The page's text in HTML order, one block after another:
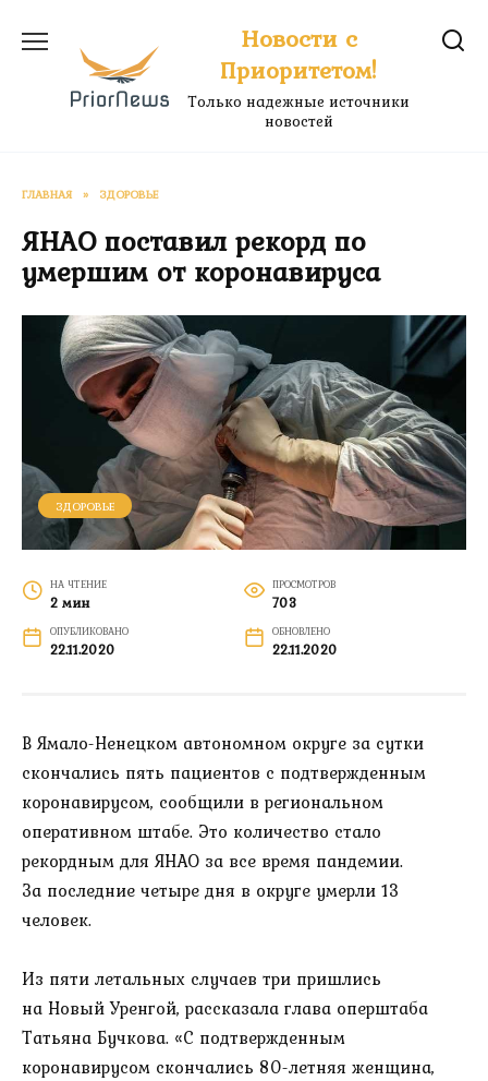
содержанию
Новости с
Приоритетом!
Только надежные источники
новостей
ГЛАВНАЯ » ЗДОРОВЬЕ
ЯНАО поставил рекорд по
умершим от коронавируса
ЗДОРОВЬЕ
НА ЧТЕНИЕ
2 мин
ПРОСМОТРОВ
703
ОПУБЛИКОВАНО
22.11.2020
ОБНОВЛЕНО
22.11.2020
В Ямало-Ненецком автономном округе за сутки
скончались пять пациентов с подтвержденным
коронавирусом, сообщили в региональном
оперативном штабе. Это количество стало
рекордным для ЯНАО за все время пандемии.
За последние четыре дня в округе умерли 13
человек.
Из пяти летальных случаев три пришлись
на Новый Уренгой, рассказала глава оперштаба
Татьяна Бучкова. «С подтвержденным
коронавирусом скончались 80-летняя женщина,